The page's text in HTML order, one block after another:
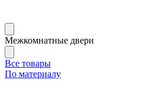
Межкомнатные двери
Все товары
По материалу